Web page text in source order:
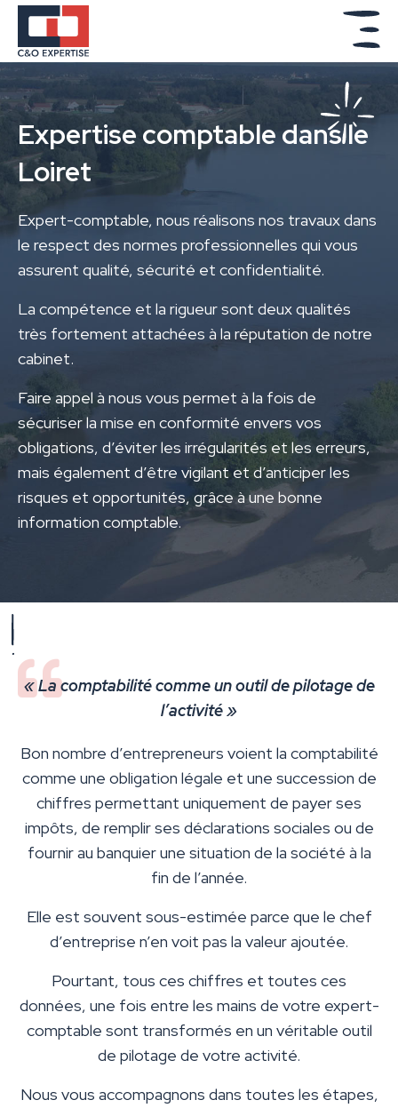
Expertise comptable dans le
Loiret
Expert-comptable, nous réalisons nos travaux dans
le respect des normes professionnelles qui vous
assurent qualité, sécurité et confidentialité.
La compétence et la rigueur sont deux qualités
très fortement attachées à la réputation de notre
cabinet.
Faire appel à nous vous permet à la fois de
sécuriser la mise en conformité envers vos
obligations, d’éviter les irrégularités et les erreurs,
mais également d’être vigilant et d’anticiper les
risques et opportunités, grâce à une bonne
information comptable.
« La comptabilité comme un outil de pilotage de
l’activité »
Bon nombre d’entrepreneurs voient la comptabilité
comme une obligation légale et une succession de
chiffres permettant uniquement de payer ses
impôts, de remplir ses déclarations sociales ou de
fournir au banquier une situation de la société à la
fin de l’année.
Elle est souvent sous-estimée parce que le chef
d’entreprise n’en voit pas la valeur ajoutée.
Pourtant, tous ces chiffres et toutes ces
données, une fois entre les mains de votre expert-
comptable sont transformés en un véritable outil
de pilotage de votre activité.
Nous vous accompagnons dans toutes les étapes,